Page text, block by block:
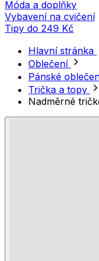
Móda a doplňky
Vybavení na cvičení
Tipy do 249 Kč
Hlavní stránka
Oblečení
Pánské
Trička a topy
Nadměrné